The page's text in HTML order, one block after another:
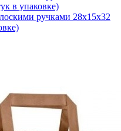
ручками 28x15x32